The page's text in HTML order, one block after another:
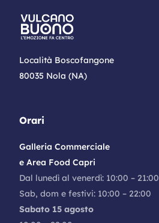
Località Boscofangone
80035 Nola (NA)
Orari
Galleria Commerciale
e Area Food Capri
Dal lunedì al venerdì: 10:00 – 21:00
Sab, dom e festivi: 10:00 – 22:00
Sabato 15 agosto